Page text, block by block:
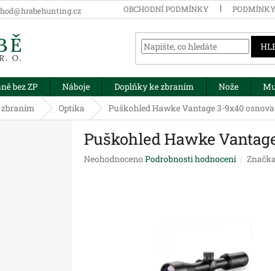
OBCHODNÍ PODMÍNKY
bez ZP Náboje Doplňky ke zbraním Nože
Optika Puškohled Hawke Vantage 3-9x40
Puškohled Hawke
Průměrné
Neohodnoceno Podrobnosti hodnocení